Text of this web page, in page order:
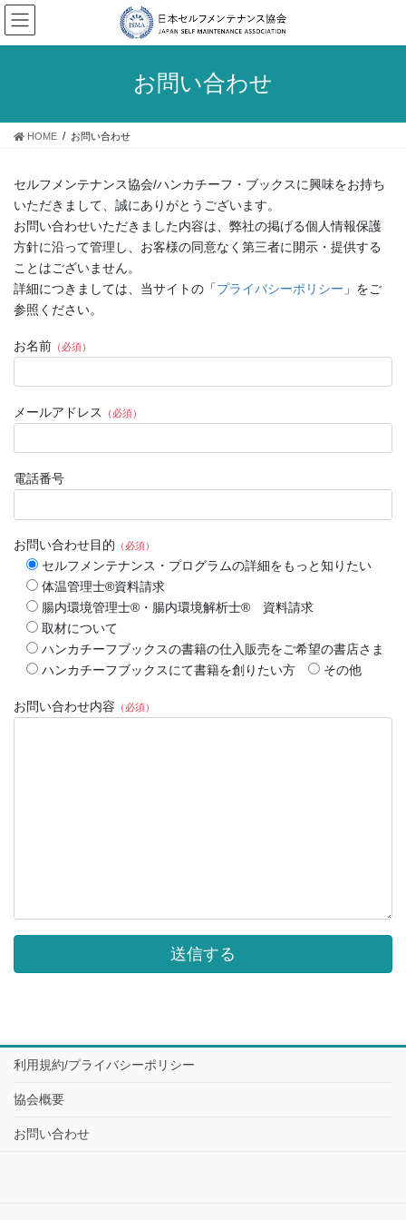
コ
ン
テ
移
ナ
ビ
ゲ
ン
お問い合わせ
HOME お問い合わせ
セルフメンテナンス協会/ハンカチーフ・ブックスに興味をお持ち
いただきまして、誠にありがとうございます。
お問い合わせいただきました内容は、弊社の掲げる個人情報保護
方針に沿って管理し、お客様の同意なく第三者に開示・提供する
ことはございません。
詳細につきましては、当サイトの「プライバシーポリシー 」をご
参照ください。
お名前 （必須）
メールアドレス （必須）
電話番号
お問い合わせ目的 （必須）
セルフメンテナンス・プログラムの詳細をもっと知りたい
体温管理士®資料請求
腸内環境管理士®・腸内環境解析士® 資料請求
取材について
ハンカチーフブックスの書籍の仕入販売をご希望の書店さま
ハンカチーフブックスにて書籍を創りたい方
その他
お問い合わせ内容 （必須）
利用規約/プライバシーポリシー
協会概要
お問い合わせ